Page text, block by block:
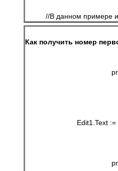
//В данном примере
Как получить номер
Edit1.Text :=